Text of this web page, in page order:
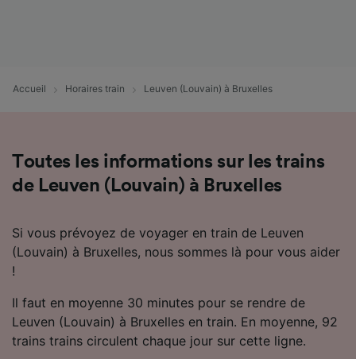
Accueil Horaires train Leuven (Louvain) à Bruxelles
Toutes les informations sur les trains
de Leuven (Louvain) à Bruxelles
Si vous prévoyez de voyager en train de Leuven
(Louvain) à Bruxelles, nous sommes là pour vous aider
!
Il faut en moyenne 30 minutes pour se rendre de
Leuven (Louvain) à Bruxelles en train. En moyenne, 92
trains trains circulent chaque jour sur cette ligne.
contenu personnalisés, mesure de
Liste de nos partenaires (fournisseurs)